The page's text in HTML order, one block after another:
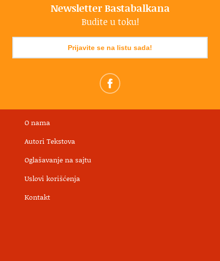
Newsletter Bastabalkana
Budite u toku!
Prijavite se na listu sada!
O nama
Autori Tekstova
Oglašavanje na sajtu
Uslovi korišćenja
Kontakt